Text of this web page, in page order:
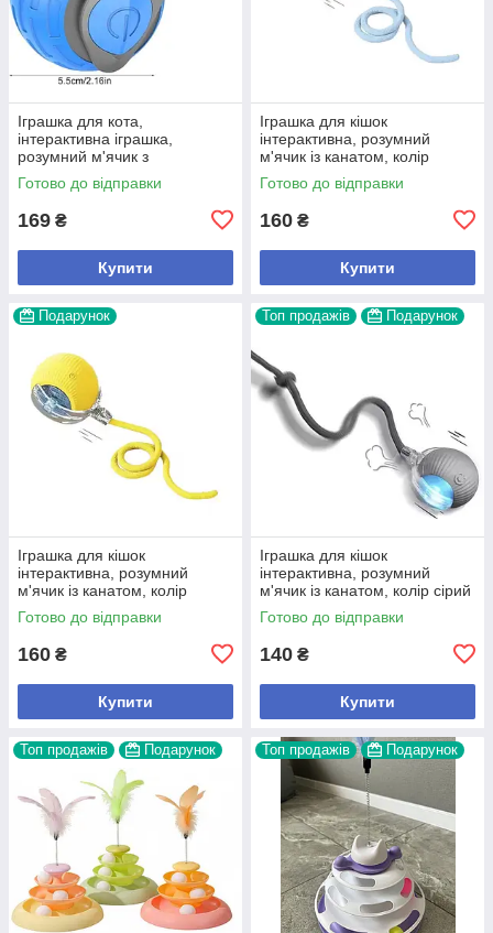
Іграшка для кота,
інтерактивна іграшка,
розумний м'ячик з
хвостиком,кольори(зелений,
помаранчевий),арт.,(941979),
Готово до відправки
169 ₴
Купити
Іграшка для кішок
інтерактивна, розумний
м'ячик із канатом, колір
блакитний
Готово до відправки
160 ₴
Купити
Подарунок
Іграшка для кішок
інтерактивна, розумний
м'ячик із канатом, колір
жовтий
Готово до відправки
160 ₴
Купити
Топ продажів Подарунок
Іграшка для кішок
інтерактивна, розумний
м'ячик із канатом, колір сірий
Готово до відправки
140 ₴
Купити
Топ продажів Подарунок Топ продажів Подарунок